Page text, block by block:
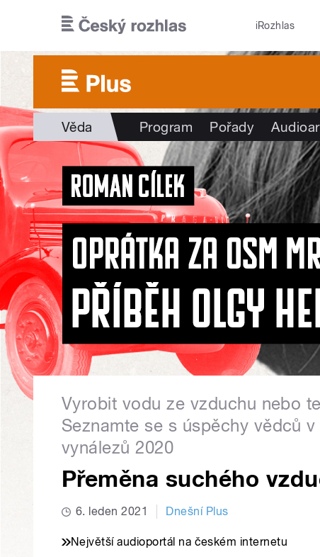
iRozhlas
Věda Program Pořady
Vyrobit vodu ze vzduchu nebo
Seznamte se s úspěchy vědců
vynálezů 2020
Přeměna suchého
6. leden 2021 Dnešní Plus
Největší audioportál na českém internetu